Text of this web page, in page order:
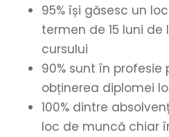
95% își găsesc un
termen de 15 luni de
cursului
90% sunt în
obținerea diplomei
100% dintre
loc de muncă chiar